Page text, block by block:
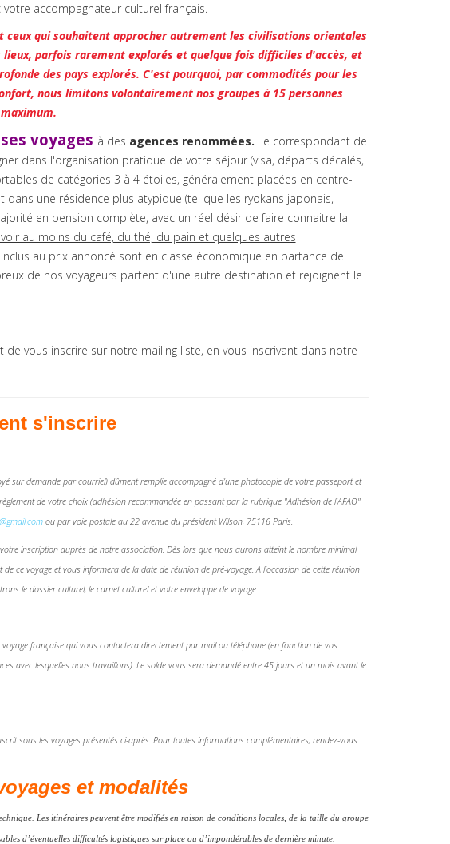
accompagnateur culturel français.
qui souhaitent approcher autrement les civilisations orientales
parfois rarement explorés et quelque fois difficiles d'accès, et
des pays explorés. C'est pourquoi, par commodités pour les
nous limitons volontairement nos groupes à 15 personnes
maximum.
voyages à des agences renommées. Le correspondant de
dans l'organisation pratique de votre séjour (visa, départs décalés,
de catégories 3 à 4 étoiles, généralement placées en centre-
une résidence plus atypique (tel que les ryokans japonais,
en pension complète, avec un réel désir de faire connaitre la
au moins du café, du thé, du pain et quelques autres
inclus au prix annoncé sont en classe économique en partance de
de nos voyageurs partent d'une autre destination et rejoignent le
de vous inscrire sur notre mailing liste, en vous inscrivant dans notre
s'inscrire
sur demande par courriel) dûment remplie accompagné d’une photocopie de votre passeport et
de votre choix (adhésion recommandée en passant par la rubrique "Adhésion de l'AFAO"
ou par voie postale au 22 avenue du président Wilson, 75116 Paris.
inscription auprès de notre association. Dès lors que nous aurons atteint le nombre minimal
ce voyage et vous informera de la date de réunion de pré-voyage. A l’occasion de cette réunion
le dossier culturel, le carnet culturel et votre enveloppe de voyage.
française qui vous contactera directement par mail ou téléphone (en fonction de vos
avec lesquelles nous travaillons). Le solde vous sera demandé entre 45 jours et un mois avant le
sous les voyages présentés ci-après. Pour toutes informations complémentaires, rendez-vous
et modalités
Les itinéraires peuvent être modifiés en raison de conditions locales, de la taille du groupe
d’éventuelles difficultés logistiques sur place ou d’impondérables de dernière minute.